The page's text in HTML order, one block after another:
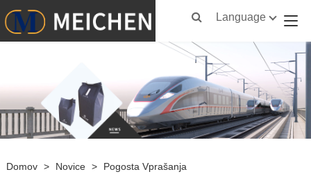
Language
Domov > Novice > Pogosta Vprašanja